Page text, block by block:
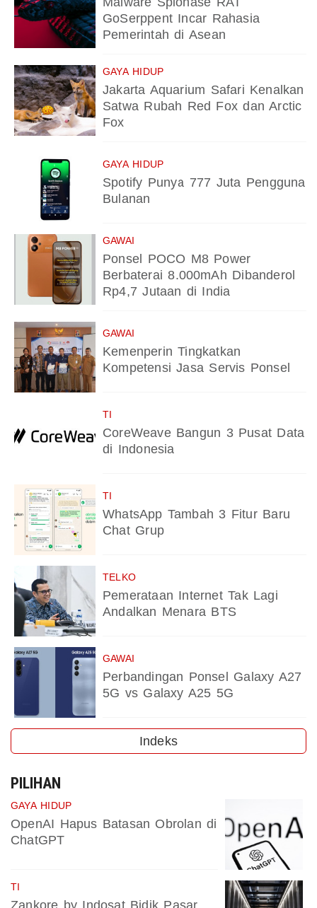
GoSerppent Incar Rahasia
Pemerintah di Asean
GAYA HIDUP
Jakarta Aquarium Safari Kenalkan
Satwa Rubah Red Fox dan Arctic
Fox
GAYA HIDUP
Spotify Punya 777 Juta Pengguna
Bulanan
GAWAI
Ponsel POCO M8 Power
Berbaterai 8.000mAh Dibanderol
Rp4,7 Jutaan di India
GAWAI
Kemenperin Tingkatkan
Kompetensi Jasa Servis Ponsel
TI
CoreWeave Bangun 3 Pusat Data
di Indonesia
TI
WhatsApp Tambah 3 Fitur Baru
Chat Grup
TELKO
Pemerataan Internet Tak Lagi
Andalkan Menara BTS
GAWAI
Perbandingan Ponsel Galaxy A27
5G vs Galaxy A25 5G
Indeks
PILIHAN
GAYA HIDUP
OpenAI Hapus Batasan Obrolan di
ChatGPT
TI
Zankore by Indosat Bidik Pasar